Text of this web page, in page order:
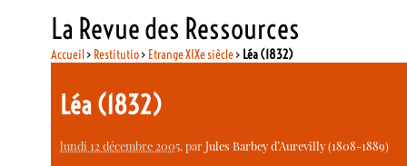
La Revue des Ressources
Accueil> Restitutio> Etrange XIXe siècle> Léa (1832)
Léa (1832)
lundi 12 décembre 2005, parJules Barbey d’Aurevilly (1808-1889)